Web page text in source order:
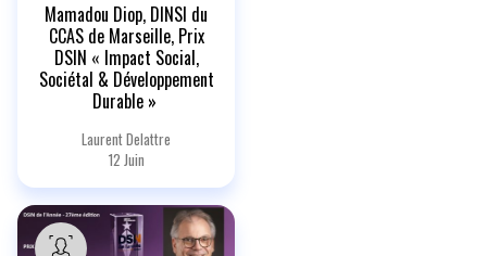
Mamadou Diop, DINSI du
CCAS de Marseille, Prix
DSIN « Impact Social,
Sociétal & Développement
Durable »
Laurent Delattre
12 Juin